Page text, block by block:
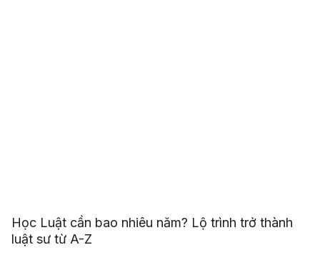
Học Luật cần bao nhiêu năm? Lộ trình trở thành
luật sư từ A-Z